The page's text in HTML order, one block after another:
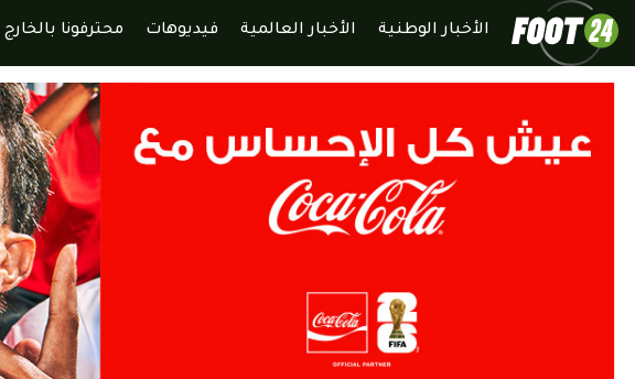
الأخبار الوطنية الأخبار العالمية فيديوهات محترفونا بالخارج